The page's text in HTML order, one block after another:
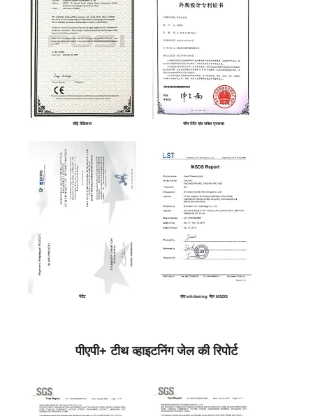
सीई मेडिकल चीन पेटेंट दांत सफेद प्रकाश
पेटेंट दांत whitening जेल MSDS
पीएपी+ टीथ व्हाइटनिंग जेल की रिपोर्ट